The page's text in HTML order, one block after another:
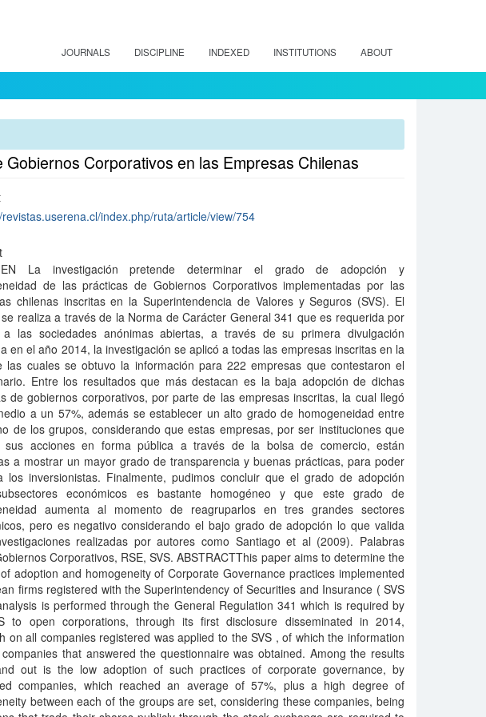
JOURNALS DISCIPLINE INDEXED INSTITUTIONS ABOUT
Corporativos en las Empresas Chilenas
index.php/ruta/article/view/754
La investigación pretende determinar el grado de adopción y
de las prácticas de Gobiernos Corporativos implementadas por las
chilenas inscritas en la Superintendencia de Valores y Seguros (SVS). El
realiza a través de la Norma de Carácter General 341 que es requerida por
a las sociedades anónimas abiertas, a través de su primera divulgación
en el año 2014, la investigación se aplicó a todas las empresas inscritas en la
las cuales se obtuvo la información para 222 empresas que contestaron el
Entre los resultados que más destacan es la baja adopción de dichas
de gobiernos corporativos, por parte de las empresas inscritas, la cual llegó
a un 57%, además se establecer un alto grado de homogeneidad entre
de los grupos, considerando que estas empresas, por ser instituciones que
sus acciones en forma pública a través de la bolsa de comercio, están
a mostrar un mayor grado de transparencia y buenas prácticas, para poder
los inversionistas. Finalmente, pudimos concluir que el grado de adopción
económicos es bastante homogéneo y que este grado de
aumenta al momento de reagruparlos en tres grandes sectores
pero es negativo considerando el bajo grado de adopción lo que valida
realizadas por autores como Santiago et al (2009). Palabras
Corporativos, RSE, SVS. ABSTRACTThis paper aims to determine the
adoption and homogeneity of Corporate Governance practices implemented
firms registered with the Superintendency of Securities and Insurance ( SVS
is performed through the General Regulation 341 which is required by
to open corporations, through its first disclosure disseminated in 2014,
on all companies registered was applied to the SVS , of which the information
that answered the questionnaire was obtained. Among the results
out is the low adoption of such practices of corporate governance, by
companies, which reached an average of 57%, plus a high degree of
between each of the groups are set, considering these companies, being